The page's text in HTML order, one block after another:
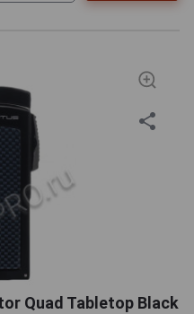
Quad Tabletop Black